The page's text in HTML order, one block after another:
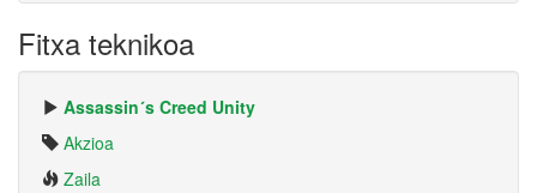
Fitxa teknikoa
Assassin´s Creed Unity
Akzioa
Zaila